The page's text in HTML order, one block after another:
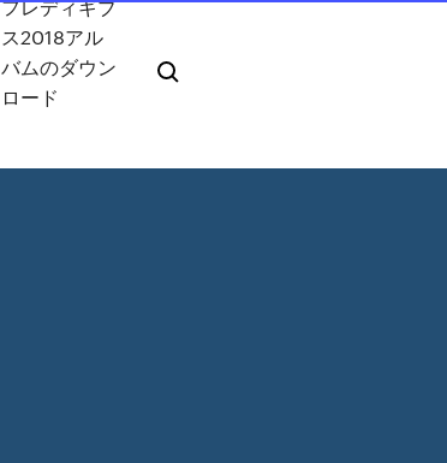
フレディギブ
ス2018アル
バムのダウン
ロード